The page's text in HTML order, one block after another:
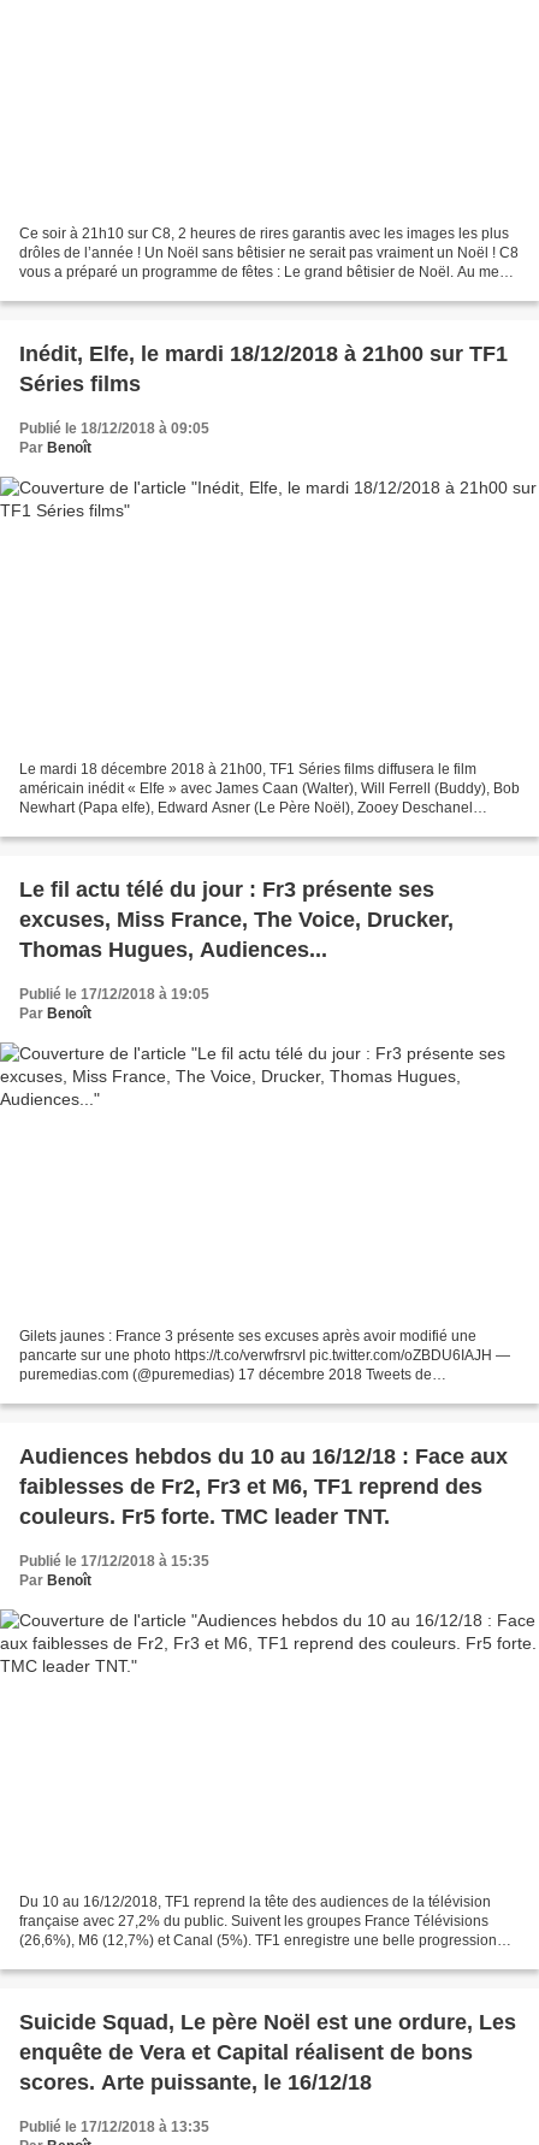
Ce soir à 21h10 sur C8, 2 heures de rires garantis avec les images les plus
drôles de l’année ! Un Noël sans bêtisier ne serait pas vraiment un Noël ! C8
vous a préparé un programme de fêtes : Le grand bêtisier de Noël. Au menu
Inédit, Elfe, le mardi 18/12/2018 à 21h00 sur TF1
Séries films
Publié le 18/12/2018 à 09:05
Par Benoît
Le mardi 18 décembre 2018 à 21h00, TF1 Séries films diffusera le film
américain inédit « Elfe » avec James Caan (Walter), Will Ferrell (Buddy), Bob
Newhart (Papa elfe), Edward Asner (Le Père Noël), Zooey Deschanel
Le fil actu télé du jour : Fr3 présente ses
excuses, Miss France, The Voice, Drucker,
Thomas Hugues, Audiences...
Publié le 17/12/2018 à 19:05
Par Benoît
Gilets jaunes : France 3 présente ses excuses après avoir modifié une
pancarte sur une photo https://t.co/verwfrsrvI pic.twitter.com/oZBDU6IAJH —
puremedias.com (@puremedias) 17 décembre 2018 Tweets de
Audiences hebdos du 10 au 16/12/18 : Face aux
faiblesses de Fr2, Fr3 et M6, TF1 reprend des
couleurs. Fr5 forte. TMC leader TNT.
Publié le 17/12/2018 à 15:35
Par Benoît
Du 10 au 16/12/2018, TF1 reprend la tête des audiences de la télévision
française avec 27,2% du public. Suivent les groupes France Télévisions
(26,6%), M6 (12,7%) et Canal (5%). TF1 enregistre une belle progression
Suicide Squad, Le père Noël est une ordure, Les
enquête de Vera et Capital réalisent de bons
scores. Arte puissante, le 16/12/18
Publié le 17/12/2018 à 13:35